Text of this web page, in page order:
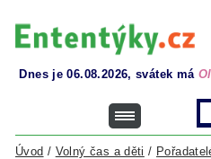
Dnes je 06.08.2026, svátek má
Úvod / Volný čas a děti /